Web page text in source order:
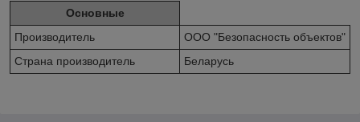
Основные
Производитель
ООО "Безопасность объектов"
Страна производитель
Беларусь